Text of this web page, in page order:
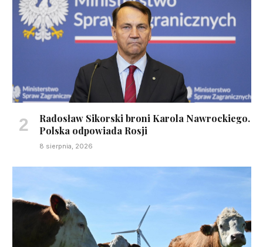
Radosław Sikorski broni Karola Nawrockiego.
Polska odpowiada Rosji
8 sierpnia, 2026